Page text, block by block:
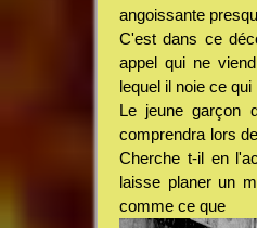
angoissante
C'est dans ce
appel qui ne
lequel il noie ce
Le jeune garçon
comprendra lors
Cherche t-il en
laisse planer un
comme ce que